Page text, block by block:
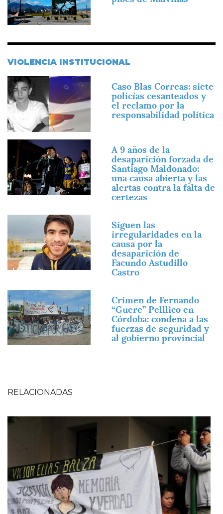
VIOLENCIA INSTITUCIONAL
Imagen
Caso Blas Correas: siete
policías cesanteados y
el reclamo por la
responsabilidad política
Imagen
A 9 años de la
desaparición forzada de
Santiago Maldonado:
una causa abierta y las
alertas contra la falta de
certezas
Siguen las
irregularidades en la
causa por la
desaparición de
Facundo Astudillo
Castro
Imagen
Crimen de Fernando
“Guere” Pelllico en
Córdoba: condena a las
fuerzas de seguridad y
al gobierno provincial
RELACIONADAS
Imagen